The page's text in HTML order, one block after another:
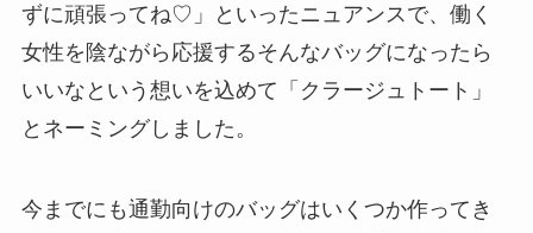
ずに頑張ってね♡」といったニュアンスで、働く
女性を陰ながら応援するそんなバッグになったら
いいなという想いを込めて「クラージュトート」
とネーミングしました。
今までにも通勤向けのバッグはいくつか作ってき